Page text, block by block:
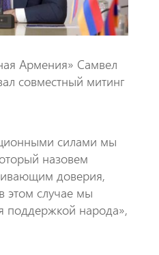
Армения» Самвел
совместный митинг
силами мы
назовем
доверия,
этом случае мы
поддержкой народа»,